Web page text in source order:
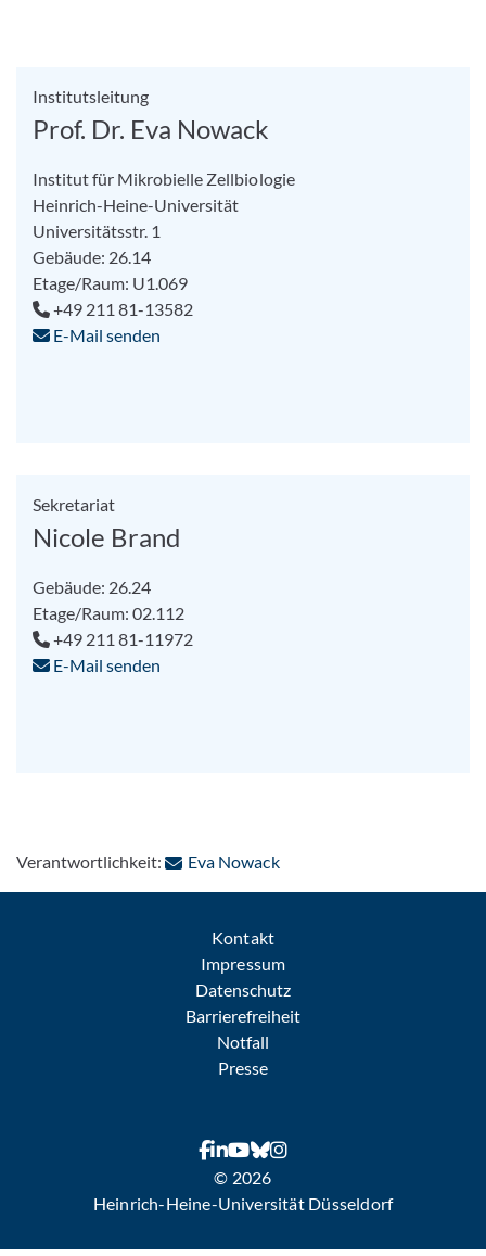
Institutsleitung
Prof. Dr. Eva Nowack
Institut für Mikrobielle Zellbiologie
Heinrich-Heine-Universität
Universitätsstr. 1
Gebäude: 26.14
Etage/Raum: U1.069
+49 211 81-13582
E-Mail senden
Sekretariat
Nicole Brand
Gebäude: 26.24
Etage/Raum: 02.112
+49 211 81-11972
E-Mail senden
Verantwortlichkeit: Eva Nowack: Per E-Mail kontaktieren
Kontakt
Impressum
Datenschutz
Barrierefreiheit
Notfall
Presse
© 2026
Heinrich-Heine-Universität Düsseldorf